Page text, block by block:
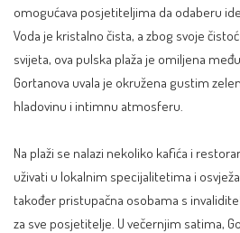
omogućava posjetiteljima da odaberu
Voda je kristalno čista, a zbog svoje
svijeta, ova pulska plaža je omiljena
Gortanova uvala je okružena gustim
hladovinu i intimnu atmosferu.
Na plaži se nalazi nekoliko kafića i
uživati u lokalnim specijalitetima i
također pristupačna osobama s
za sve posjetitelje. U večernjim satima,